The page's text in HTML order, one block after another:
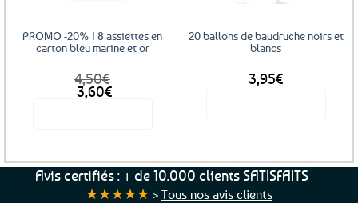
PROMO -20% ! 8 assiettes en
carton bleu marine et or
4,50€
Le
prix
3,60€
Le
prix
20 ballons de baudruche noirs et
blancs
3,95€
Avis certifiés : + de 10.000 clients SATISFAITS
★★★★★ > Tous nos avis clients